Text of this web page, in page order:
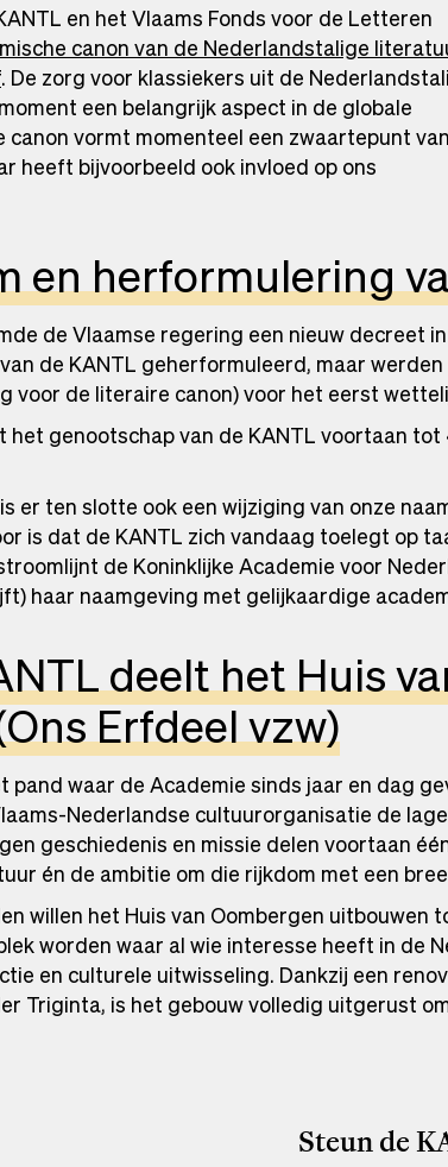
en het Vlaams Fonds voor de Letteren
canon van de Nederlandstalige
. De zorg voor klassiekers uit de
een belangrijk aspect in de globale
canon vormt momenteel een zwaartepunt van
heeft bijvoorbeeld ook invloed op ons
en herformulering
de Vlaamse regering een nieuw decreet
de KANTL geherformuleerd, maar
voor de literaire canon) voor het eerst
het genootschap van de KANTL voortaan
er ten slotte ook een wijziging van onze
is dat de KANTL zich vandaag toelegt op
de Koninklijke Academie voor
haar naamgeving met gelijkaardige
deelt het Huis
Erfdeel vzw)
waar de Academie sinds jaar en dag
Nederlandse cultuurorganisatie de
geschiedenis en missie delen voortaan
én de ambitie om die rijkdom met een
willen het Huis van Oombergen
worden waar al wie interesse heeft in de
en culturele uitwisseling. Dankzij een
Triginta, is het gebouw volledig uitgerust
Steun de